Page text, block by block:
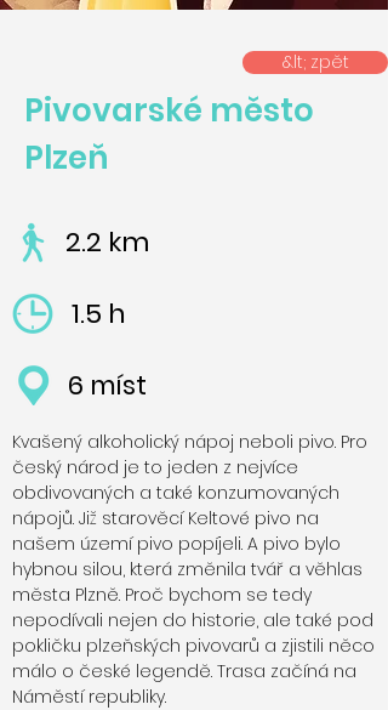
&lt; zpět
Pivovarské město
Plzeň
2.2 km
1.5 h
6 míst
Kvašený alkoholický nápoj neboli pivo. Pro
český národ je to jeden z nejvíce
obdivovaných a také konzumovaných
nápojů. Již starověcí Keltové pivo na
našem území pivo popíjeli. A pivo bylo
hybnou silou, která změnila tvář a věhlas
města Plzně. Proč bychom se tedy
nepodívali nejen do historie, ale také pod
pokličku plzeňských pivovarů a zjistili něco
málo o české legendě. Trasa začíná na
Náměstí republiky.